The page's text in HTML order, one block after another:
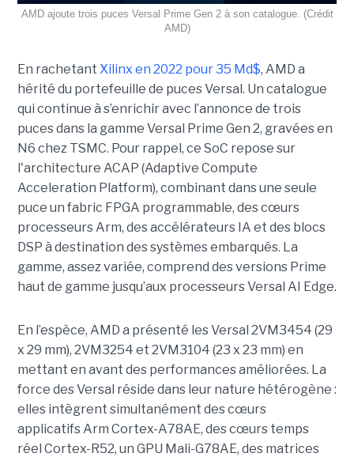
AMD ajoute trois puces Versal Prime Gen 2 à son catalogue. (Crédit
AMD)
En rachetant Xilinx en 2022 pour 35 Md$, AMD a
hérité du portefeuille de puces Versal. Un catalogue
qui continue à s’enrichir avec l’annonce de trois
puces dans la gamme Versal Prime Gen 2, gravées en
N6 chez TSMC. Pour rappel, ce SoC repose sur
l'architecture ACAP (Adaptive Compute
Acceleration Platform), combinant dans une seule
puce un fabric FPGA programmable, des cœurs
processeurs Arm, des accélérateurs IA et des blocs
DSP à destination des systèmes embarqués. La
gamme, assez variée, comprend des versions Prime
haut de gamme jusqu’aux processeurs Versal AI Edge.
En l’espèce, AMD a présenté les Versal 2VM3454 (29
x 29 mm), 2VM3254 et 2VM3104 (23 x 23 mm) en
mettant en avant des performances améliorées. La
force des Versal réside dans leur nature hétérogène :
elles intègrent simultanément des cœurs
applicatifs Arm Cortex-A78AE, des cœurs temps
réel Cortex-R52, un GPU Mali-G78AE, des matrices